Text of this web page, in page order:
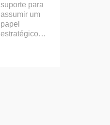
suporte para
assumir um
papel
estratégico…